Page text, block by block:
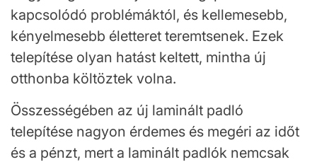
kapcsolódó problémáktól, és kellemesebb,
kényelmesebb életteret teremtsenek. Ezek
telepítése olyan hatást keltett, mintha új
otthonba költöztek volna.
Összességében az új laminált padló
telepítése nagyon érdemes és megéri az időt
és a pénzt, mert a laminált padlók nemcsak